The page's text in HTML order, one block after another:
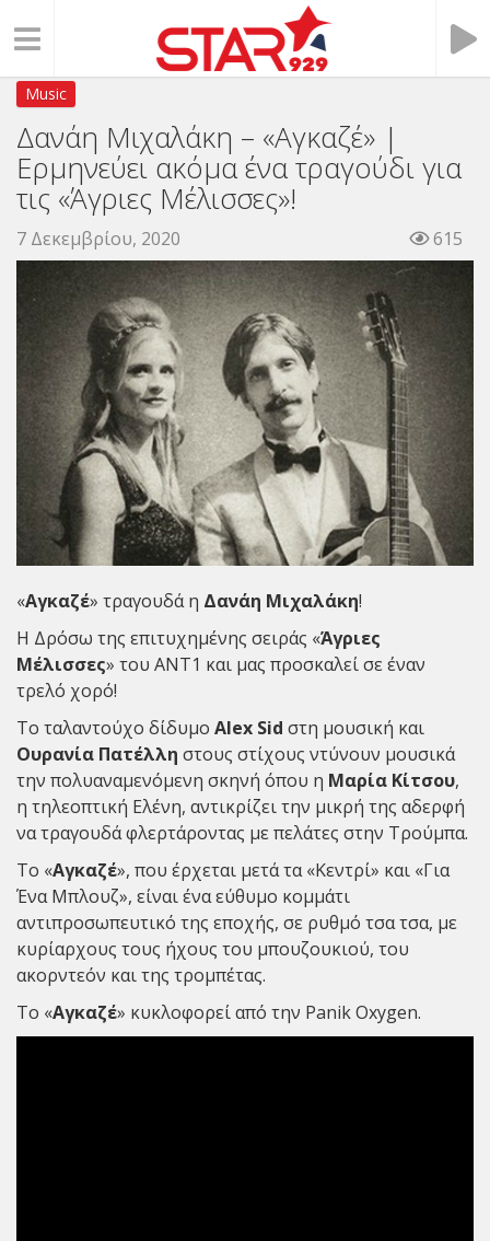
Music
Δανάη Μιχαλάκη – «Αγκαζέ» |
Ερμηνεύει ακόμα ένα τραγούδι για
τις «Άγριες Μέλισσες»!
7 Δεκεμβρίου, 2020 615
«Αγκαζέ» τραγουδά η Δανάη Μιχαλάκη!
H Δρόσω της επιτυχημένης σειράς «Άγριες
Μέλισσες» του ΑNT1 και μας προσκαλεί σε έναν
τρελό χορό!
Το ταλαντούχο δίδυμο Alex Sid στη μουσική και
Ουρανία Πατέλλη στους στίχους ντύνουν μουσικά
την πολυαναμενόμενη σκηνή όπου η Μαρία Κίτσου,
η τηλεοπτική Ελένη, αντικρίζει την μικρή της αδερφή
να τραγουδά φλερτάροντας με πελάτες στην Τρούμπα.
Το «Αγκαζέ», που έρχεται μετά τα «Κεντρί» και «Για
Ένα Μπλουζ», είναι ένα εύθυμο κομμάτι
αντιπροσωπευτικό της εποχής, σε ρυθμό τσα τσα, με
κυρίαρχους τους ήχους του μπουζουκιού, του
ακορντεόν και της τρομπέτας.
Το «Αγκαζέ» κυκλοφορεί από την Panik Oxygen.